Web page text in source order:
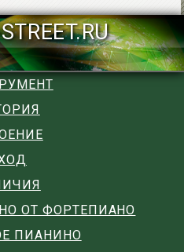
ОТ ФОРТЕПИАНО
ПИАНИНО